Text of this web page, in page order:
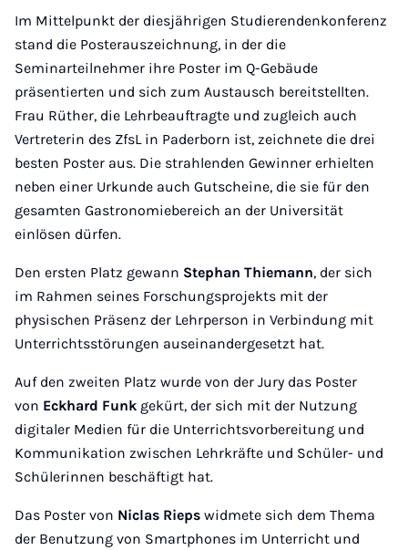
Im Mittelpunkt der diesjährigen Studierendenkonferenz
stand die Posterauszeichnung, in der die
Seminarteilnehmer ihre Poster im Q-Gebäude
präsentierten und sich zum Austausch bereitstellten.
Frau Rüther, die Lehrbeauftragte und zugleich auch
Vertreterin des ZfsL in Paderborn ist, zeichnete die drei
besten Poster aus. Die strahlenden Gewinner erhielten
neben einer Urkunde auch Gutscheine, die sie für den
gesamten Gastronomiebereich an der Universität
einlösen dürfen.
Den ersten Platz gewann Stephan Thiemann, der sich
im Rahmen seines Forschungsprojekts mit der
physischen Präsenz der Lehrperson in Verbindung mit
Unterrichtsstörungen auseinandergesetzt hat.
Auf den zweiten Platz wurde von der Jury das Poster
von Eckhard Funk gekürt, der sich mit der Nutzung
digitaler Medien für die Unterrichtsvorbereitung und
Kommunikation zwischen Lehrkräfte und Schüler- und
Schülerinnen beschäftigt hat.
Das Poster von Niclas Rieps widmete sich dem Thema
der Benutzung von Smartphones im Unterricht und